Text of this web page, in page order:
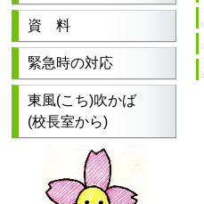
資 料
緊急時の対応
東風(こち)吹かば
(校長室から)